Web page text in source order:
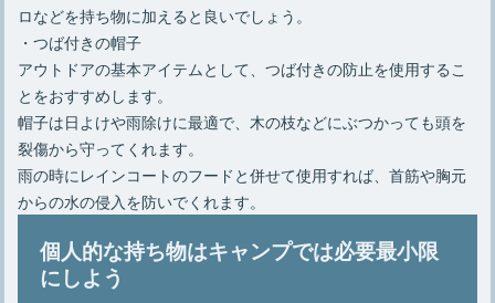
ロなどを持ち物に加えると良いでしょう。
・つば付きの帽子
アウトドアの基本アイテムとして、つば付きの防止を使用するこ
とをおすすめします。
帽子は日よけや雨除けに最適で、木の枝などにぶつかっても頭を
裂傷から守ってくれます。
雨の時にレインコートのフードと併せて使用すれば、首筋や胸元
からの水の侵入を防いでくれます。
個人的な持ち物はキャンプでは必要最小限
にしよう